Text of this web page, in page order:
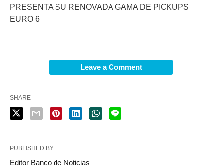
PRESENTA SU RENOVADA GAMA DE PICKUPS
EURO 6
Leave a Comment
SHARE
PUBLISHED BY
Editor Banco de Noticias